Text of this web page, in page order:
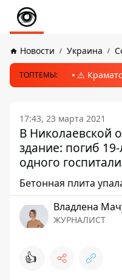
Новости Украина
ТОПТЕМЫ: ⚠️
17:43, 23 марта 2021
В Николаевской
здание: погиб
одного
Бетонная плита
Владлена
ЖУРНАЛИСТ
👍